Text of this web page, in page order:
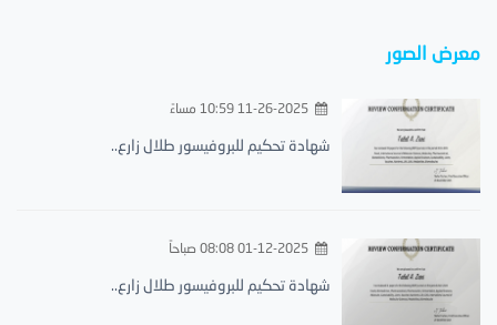
معرض الصور
11-26-2025 10:59 مساءً
شهادة تحكيم للبروفيسور طلال زارع..
01-12-2025 08:08 صباحاً
شهادة تحكيم للبروفيسور طلال زارع..